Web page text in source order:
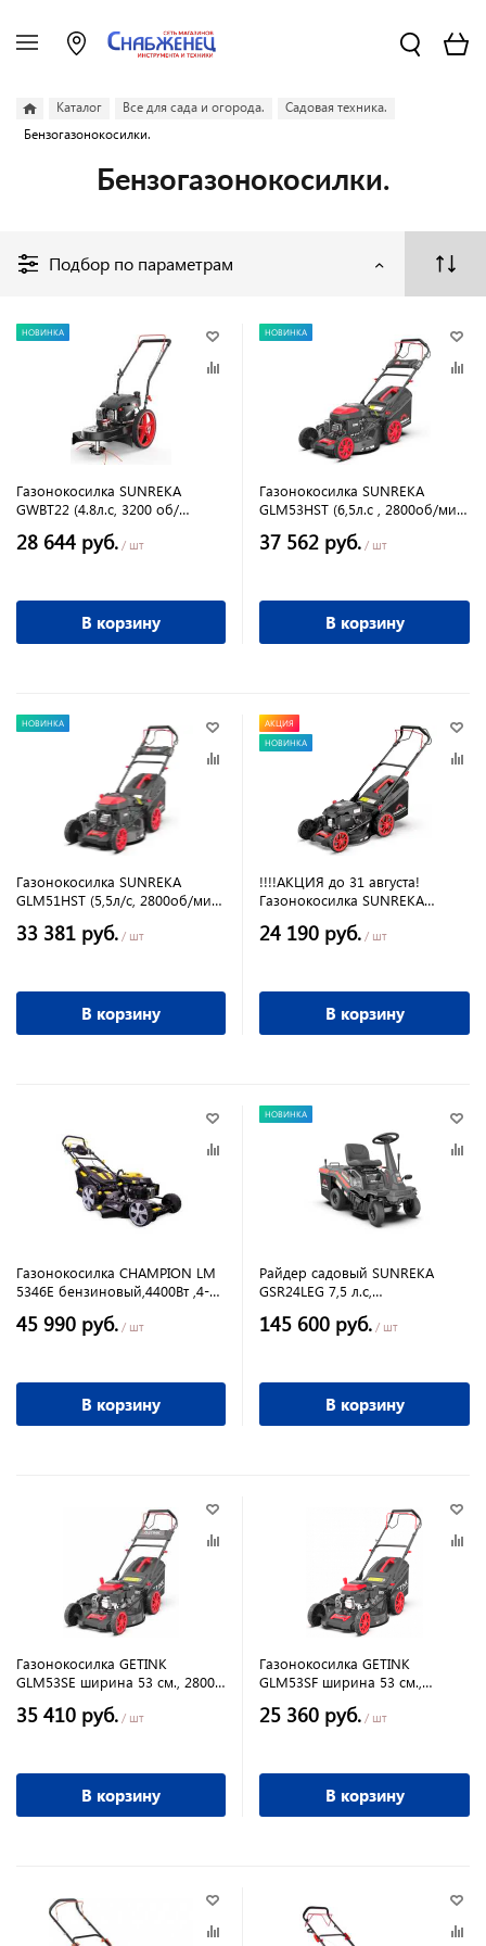
Каталог Все для сада и огорода.
Садовая техника.
Бензогазонокосилки.
Бензогазонокосилки.
Подбор по параметрам
НОВИНКА
Газонокосилка SUNREKA
GWBT22 (4.8л.с, 3200 об/
леска)
28 644 руб. / шт
В корзину
НОВИНКА
Газонокосилка SUNREKA
GLM53HST (6,5л.с , 2800об/мин,
самоходная)
37 562 руб. / шт
В корзину
НОВИНКА
Газонокосилка SUNREKA
GLM51HST (5,5л/с, 2800об/мин,
самоходная)
33 381 руб. / шт
В корзину
АКЦИЯ
НОВИНКА
!!!!АКЦИЯ до 31 августа!
Газонокосилка SUNREKA
46 см, ручной стартер,
24 190 руб. / шт
В корзину
Газонокосилка CHAMPION LM
5346E бензиновый,4400Вт ,4-х
45 990 руб. / шт
В корзину
НОВИНКА
Райдер садовый SUNREKA
GSR24LEG 7,5 л.с,
ширина скашивания 61 см.
145 600 руб. / шт
В корзину
Газонокосилка GETINK
GLM53SE ширина 53 см., 2800
35 410 руб. / шт
В корзину
Газонокосилка GETINK
GLM53SF ширина 53 см.,
2800об/мин, складная
25 360 руб. / шт
В корзину